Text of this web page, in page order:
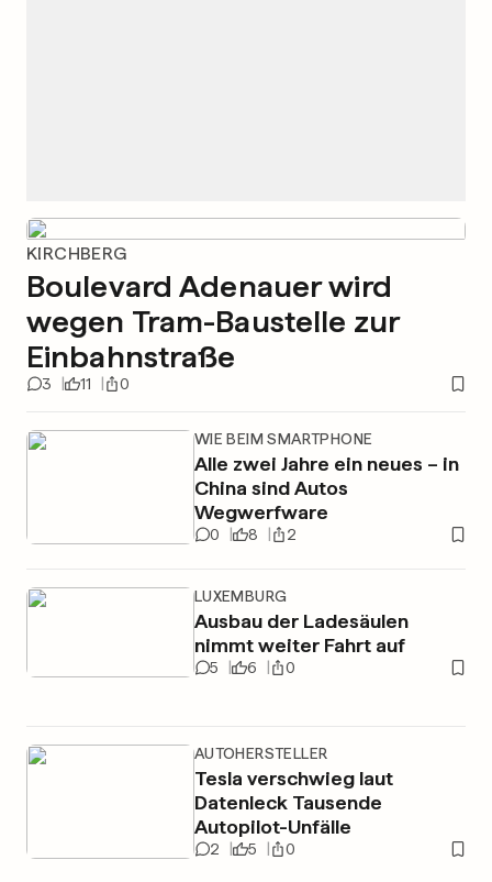
KIRCHBERG
Boulevard Adenauer wird
wegen Tram-Baustelle zur
Einbahnstraße
3 11 0
WIE BEIM SMARTPHONE
Alle zwei Jahre ein neues – in
China sind Autos
Wegwerfware
0 8 2
LUXEMBURG
Ausbau der Ladesäulen
nimmt weiter Fahrt auf
5 6 0
AUTOHERSTELLER
Tesla verschwieg laut
Datenleck Tausende
Autopilot-Unfälle
2 5 0